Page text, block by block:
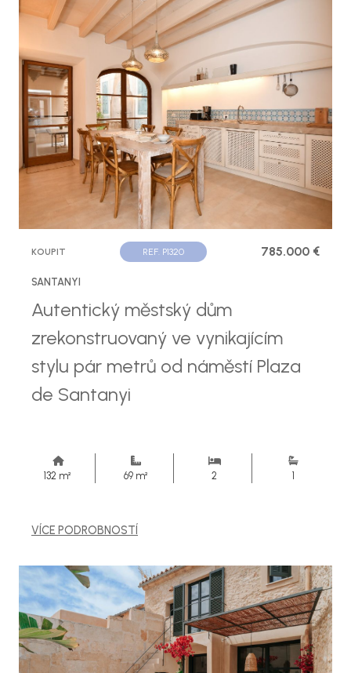
KOUPIT REF. P1320 785.000 €
SANTANYI
Autentický městský dům
zrekonstruovaný ve vynikajícím
stylu pár metrů od náměstí Plaza
de Santanyi
132 m² 69 m² 2 1
VÍCE PODROBNOSTÍ